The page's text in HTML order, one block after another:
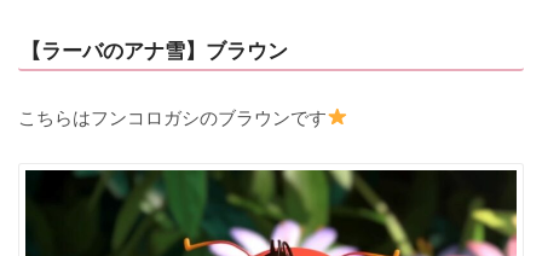
【ラーバのアナ雪】ブラウン
こちらはフンコロガシのブラウンです